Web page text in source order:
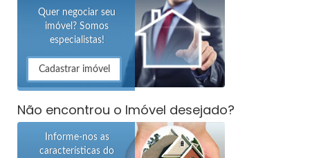
Quer negociar seu
imóvel? Somos
especialistas!
Cadastrar imóvel
Não encontrou o Imóvel desejado?
Informe-nos as
características do